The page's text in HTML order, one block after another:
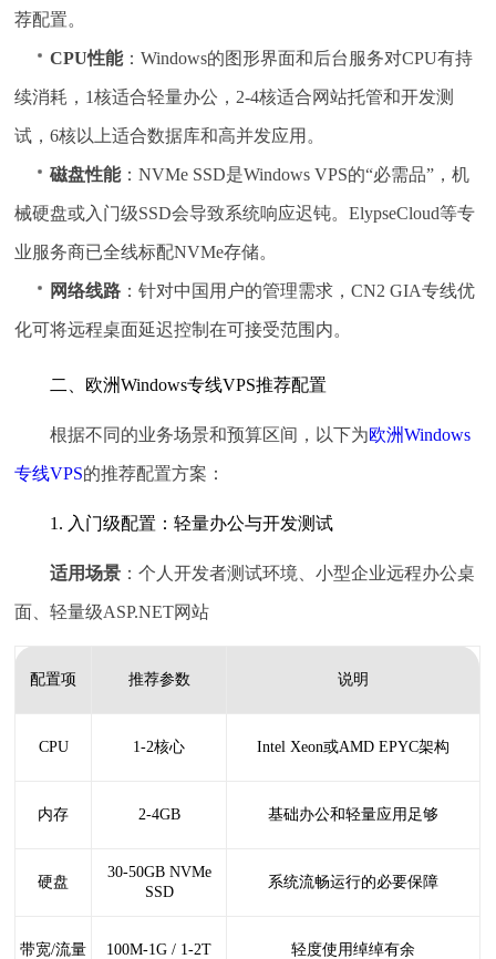
荐配置。
CPU性能：Windows的图形界面和后台服务对CPU有持
续消耗，1核适合轻量办公，2-4核适合网站托管和开发测
试，6核以上适合数据库和高并发应用。
磁盘性能：NVMe SSD是Windows VPS的“必需品”，机
械硬盘或入门级SSD会导致系统响应迟钝。ElypseCloud等专
业服务商已全线标配NVMe存储。
网络线路 ：针对中国用户的管理需求，CN2 GIA专线优
化可将远程桌面延迟控制在可接受范围内。
二、欧洲Windows专线VPS推荐配置
根据不同的业务场景和预算区间，以下为欧洲Windows
专线VPS的推荐配置方案：
1. 入门级配置：轻量办公与开发测试
适用场景 ：个人开发者测试环境、小型企业远程办公桌
面、轻量级ASP.NET网站
配置项 推荐参数 说明
CPU 1-2核心 Intel Xeon或AMD EPYC架构
内存 2-4GB 基础办公和轻量应用足够
硬盘
30-50GB NVMe
SSD
系统流畅运行的必要保障
带宽/流量 100M-1G / 1-2T 轻度使用绰绰有余